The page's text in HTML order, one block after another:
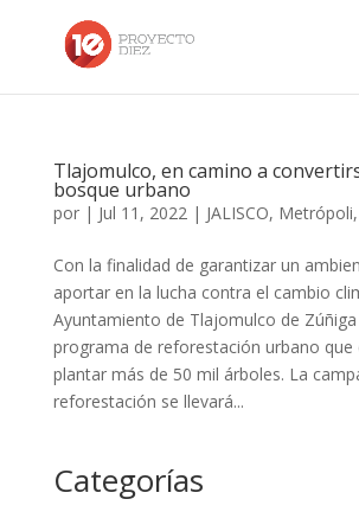
Tlajomulco, en camino a
bosque urbano
por | Jul 11, 2022| JALISCO, Metrópoli,
Con la finalidad de garantizar un
aportar en la lucha contra el cambio
Ayuntamiento de Tlajomulco de
programa de reforestación urbano que
plantar más de 50 mil árboles. La
reforestación se llevará...
Categorías